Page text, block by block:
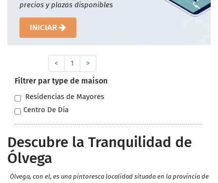
precios y plazas disponibles
INICIAR
< 1 >
Filtrer par type de maison
Residencias de Mayores
Centro De Día
Descubre la Tranquilidad de
Ólvega
Ólvega, con el, es una pintoresca localidad situada en la provincia de